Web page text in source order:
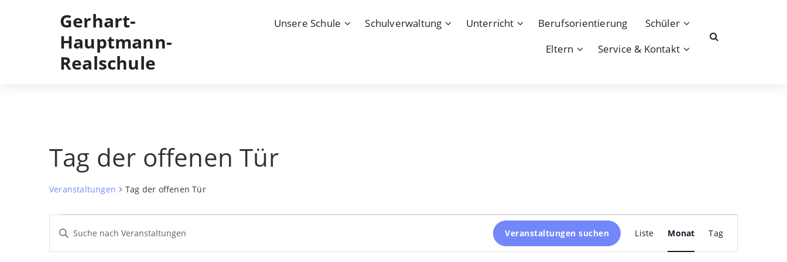
Gerhart-
Hauptmann-
Realschule
Unsere Schule Schulverwaltung Unterricht Berufsorientierung
Schüler
Eltern
Service & Kontakt
Tag der offenen Tür
Veranstaltungen Tag der offenen Tür
Veranstaltungen
Veranstaltungen
Such-
Geben
Sie
Das
Veranstaltungen suchen
Veranstaltung
Ansichten-
Liste Monat Tag